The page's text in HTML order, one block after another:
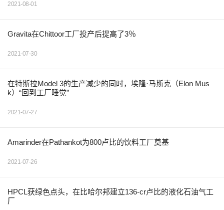
2021-08-01
Gravita在Chittoor工厂投产后提高了3％
2021-07-30
在特斯拉Model 3的生产减少的同时，埃隆·马斯克（Elon Mus
k）“回到工厂睡觉”
2021-07-27
Amarinder在Pathankot为800卢比的饮料工厂奠基
2021-07-26
HPCL获绿色点头，在比哈尔邦建立136-cr卢比的液化石油气工
厂